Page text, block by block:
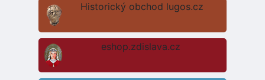
Historický obchod lugos.cz
eshop.zdislava.cz